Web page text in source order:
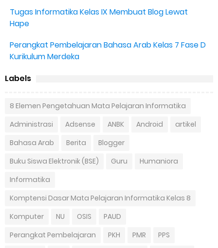
Tugas Informatika Kelas IX Membuat Blog Lewat
Hape
Perangkat Pembelajaran Bahasa Arab Kelas 7 Fase D
Kurikulum Merdeka
Labels
8 Elemen Pengetahuan Mata Pelajaran Informatika
Administrasi
Adsense ANBK Android
artikel
Bahasa Arab
Berita
Blogger
Buku Siswa Elektronik (BSE)
Guru
Humaniora
Informatika
Komptensi Dasar Mata Pelajaran Informatika Kelas 8
Komputer
NU OSIS
PAUD
Perangkat Pembelajaran
PKH PMR
PPS